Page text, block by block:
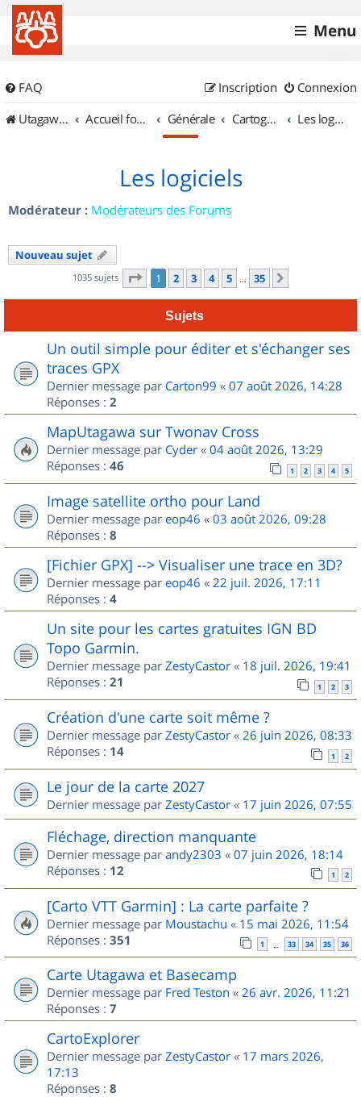
Menu
FAQ Connexion
Inscription
UtagawaVTT (Randos VTT et VTTAE avec traces GPS)
Accueil forum Générale Cartographie et GPS Les logiciels
Les logiciels
Modérateur : Modérateurs des Forums
Nouveau sujet
1035 sujets Page 1sur
1 2 3 4 5 … 35
Sujets
Un outil simple pour éditer et s'échanger ses
traces GPX
Dernier message par Carton99 « 07 août 2026, 14:28
Réponses : 2
MapUtagawa sur Twonav Cross
Dernier message par Cyder « 04 août 2026, 13:29
Réponses : 46 1 2 3 4 5
Image satellite ortho pour Land
Dernier message par eop46 « 03 août 2026, 09:28
Réponses : 8
[Fichier GPX] --> Visualiser une trace en 3D?
Dernier message par eop46 « 22 juil. 2026, 17:11
Réponses : 4
Un site pour les cartes gratuites IGN BD
Topo Garmin.
Dernier message par ZestyCastor « 18 juil. 2026, 19:41
Réponses : 21 1 2 3
Création d'une carte soit même ?
Dernier message par ZestyCastor « 26 juin 2026, 08:33
Réponses : 14 1 2
Le jour de la carte 2027
Dernier message par ZestyCastor « 17 juin 2026, 07:55
Fléchage, direction manquante
Dernier message par andy2303 « 07 juin 2026, 18:14
Réponses : 12 1 2
[Carto VTT Garmin] : La carte parfaite ?
Dernier message par Moustachu « 15 mai 2026, 11:54
Réponses : 351 1 … 33 34 35 36
Carte Utagawa et Basecamp
Dernier message par Fred Teston « 26 avr. 2026, 11:21
Réponses : 7
CartoExplorer
Dernier message par ZestyCastor « 17 mars 2026,
17:13
Réponses : 8